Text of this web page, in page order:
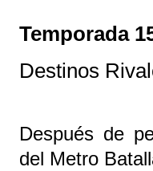
Temporada
Destinos
Después de
del Metro